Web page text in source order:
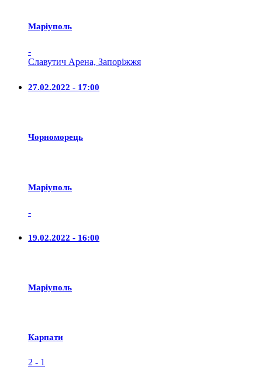
Маріуполь
-
Славутич Арена, Запоріжжя
27.02.2022 - 17:00
Чорноморець
Маріуполь
-
19.02.2022 - 16:00
Маріуполь
Карпати
2 - 1